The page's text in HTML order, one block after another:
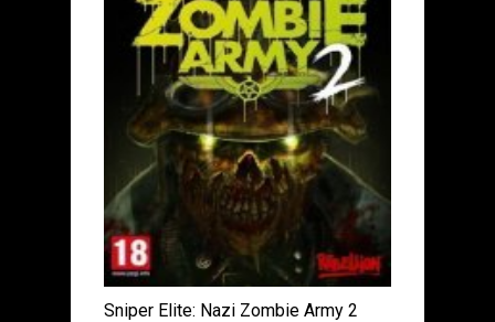
Sniper Elite: Nazi Zombie Army 2